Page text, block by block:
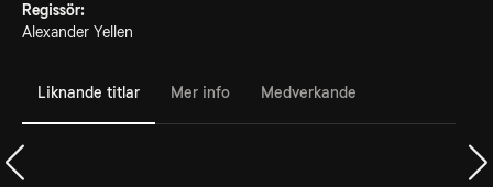
Regissör:
Alexander Yellen
Liknande titlar Mer info Medverkande